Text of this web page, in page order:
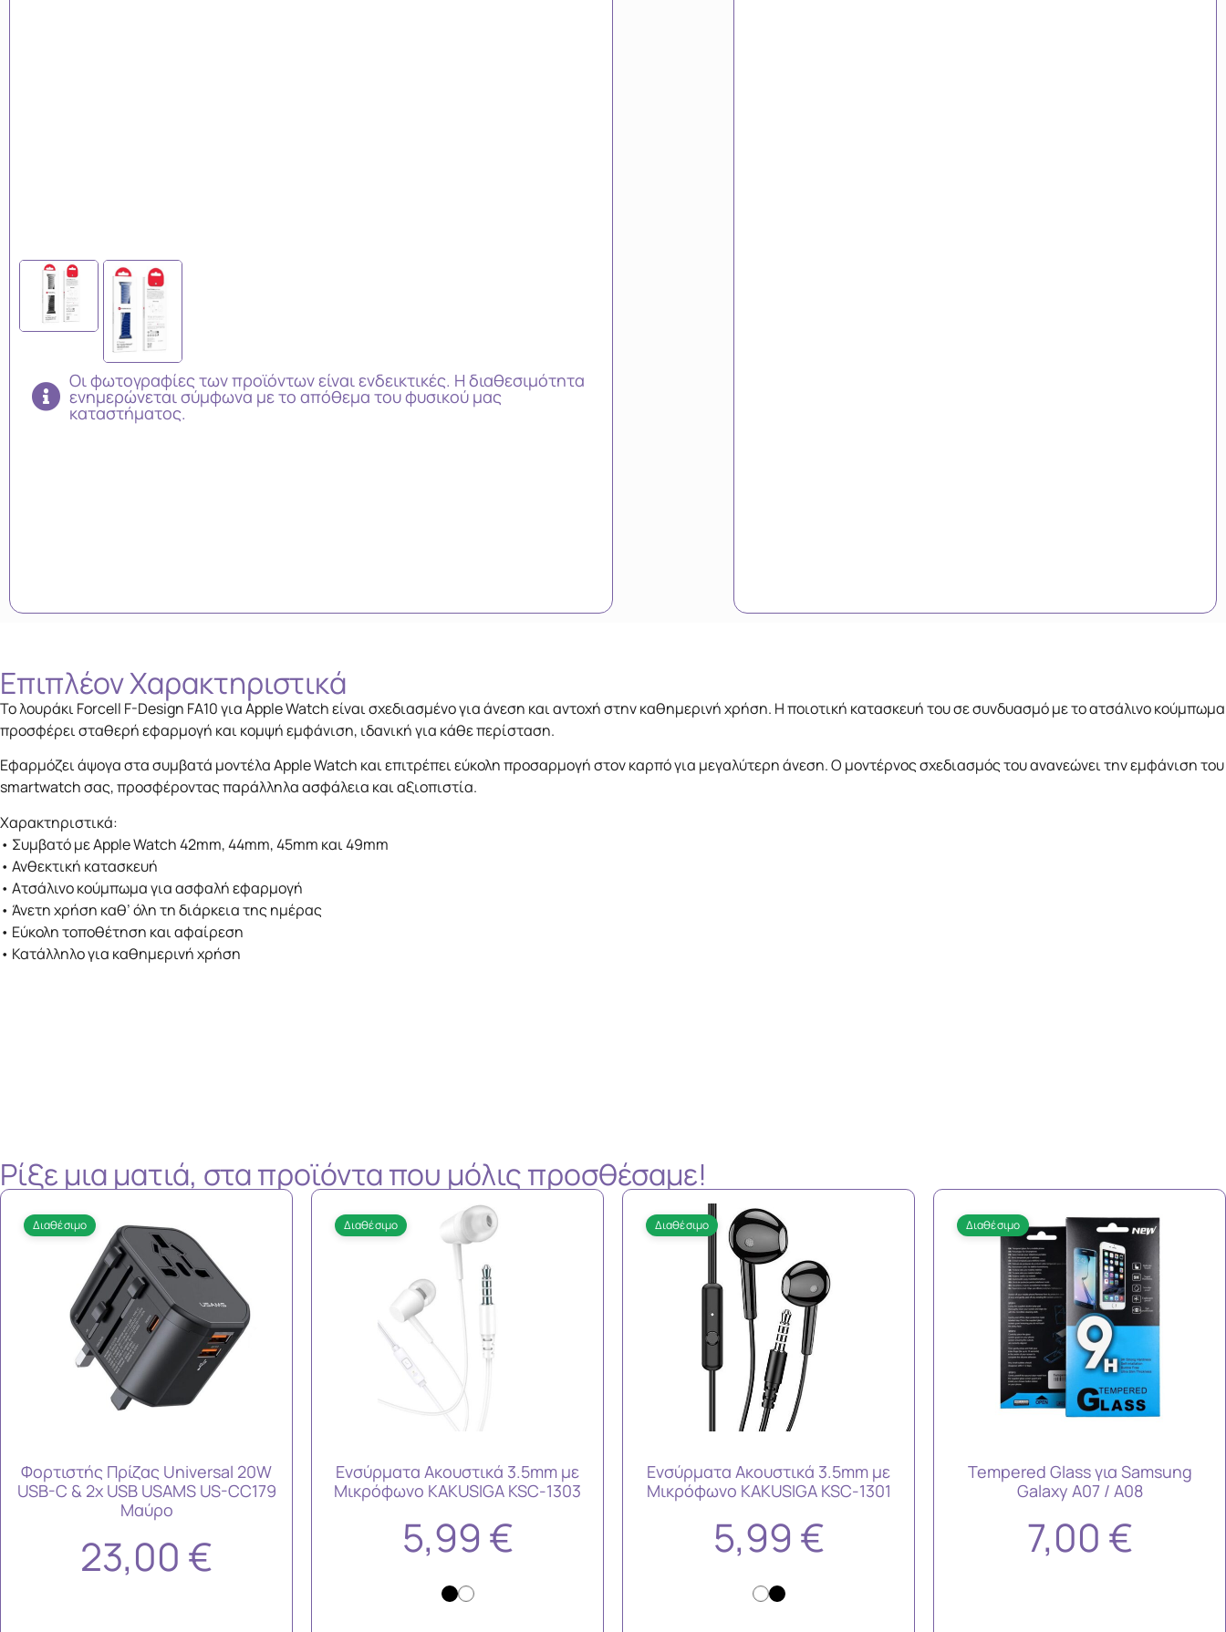
Οι φωτογραφίες των προϊόντων είναι ενδεικτικές. Η διαθεσιμότητα
ενημερώνεται σύμφωνα με το απόθεμα του φυσικού μας
καταστήματος.
Επιπλέον Xαρακτηριστικά
Το λουράκι Forcell F-Design FA10 για Apple Watch είναι σχεδιασμένο για άνεση και αντοχή στην καθημερινή χρήση. Η ποιοτική κατασκευή του σε συνδυασμό με το ατσάλινο κούμπωμα
προσφέρει σταθερή εφαρμογή και κομψή εμφάνιση, ιδανική για κάθε περίσταση.
Εφαρμόζει άψογα στα συμβατά μοντέλα Apple Watch και επιτρέπει εύκολη προσαρμογή στον καρπό για μεγαλύτερη άνεση. Ο μοντέρνος σχεδιασμός του ανανεώνει την εμφάνιση του
smartwatch σας, προσφέροντας παράλληλα ασφάλεια και αξιοπιστία.
Χαρακτηριστικά:
• Συμβατό με Apple Watch 42mm, 44mm, 45mm και 49mm
• Ανθεκτική κατασκευή
• Ατσάλινο κούμπωμα για ασφαλή εφαρμογή
• Άνετη χρήση καθ’ όλη τη διάρκεια της ημέρας
• Εύκολη τοποθέτηση και αφαίρεση
• Κατάλληλο για καθημερινή χρήση
Ρίξε μια ματιά, στα προϊόντα που μόλις προσθέσαμε!
Διαθέσιμο
Φορτιστής Πρίζας Universal 20W
USB-C & 2x USB USAMS US-CC179
Μαύρο
23,00 €
Διαθέσιμο
Ενσύρματα Ακουστικά 3.5mm με
Μικρόφωνο KAKUSIGA KSC-1303
5,99 €
Διαθέσιμο
Ενσύρματα Ακουστικά 3.5mm με
Μικρόφωνο KAKUSIGA KSC-1301
5,99 €
Διαθέσιμο
Tempered Glass για Samsung
Galaxy A07 / A08
7,00 €